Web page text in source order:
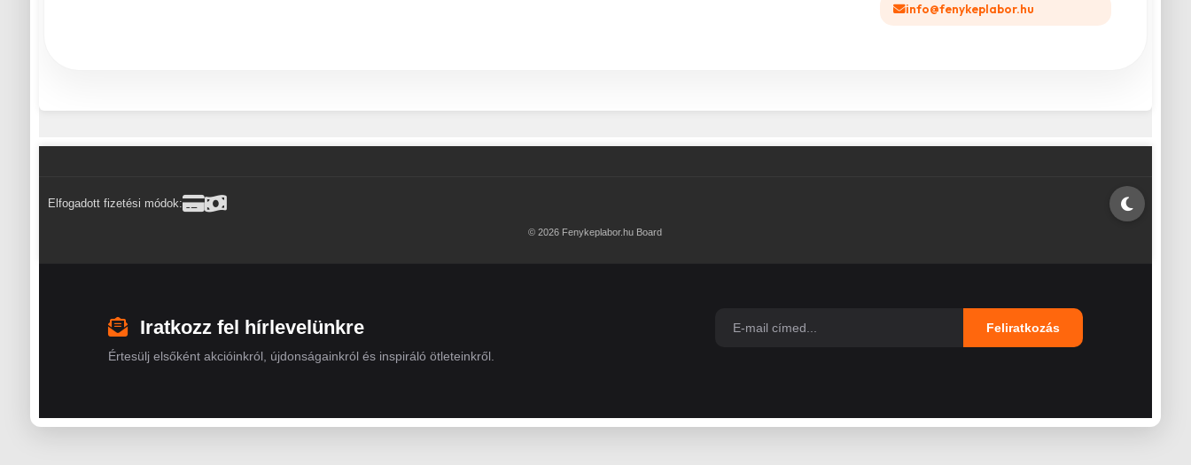
info@fenykeplabor.hu
Elfogadott fizetési módok:
© 2026 Fenykeplabor.hu Board
Iratkozz fel hírlevelünkre
Értesülj elsőként akcióinkról, újdonságainkról és inspiráló ötleteinkről.
Feliratkozás